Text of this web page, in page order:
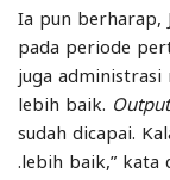
Ia pun berharap,
pada periode
juga
lebih baik. Output
sudah dicapai.
lebih baik,” kata